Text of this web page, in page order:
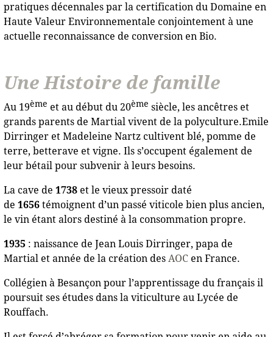
pratiques décennales par la certification du Domaine en
Haute Valeur Environnementale conjointement à une
actuelle reconnaissance de conversion en Bio.
Une Histoire de famille
Au 19ème et au début du 20ème siècle, les ancêtres et
grands parents de Martial vivent de la polyculture.Emile
Dirringer et Madeleine Nartz cultivent blé, pomme de
terre, betterave et vigne. Ils s’occupent également de
leur bétail pour subvenir à leurs besoins.
La cave de 1738 et le vieux pressoir daté
de 1656 témoignent d’un passé viticole bien plus ancien,
le vin étant alors destiné à la consommation propre.
1935 : naissance de Jean Louis Dirringer, papa de
Martial et année de la création des AOC en France.
Collégien à Besançon pour l’apprentissage du français il
poursuit ses études dans la viticulture au Lycée de
Rouffach.